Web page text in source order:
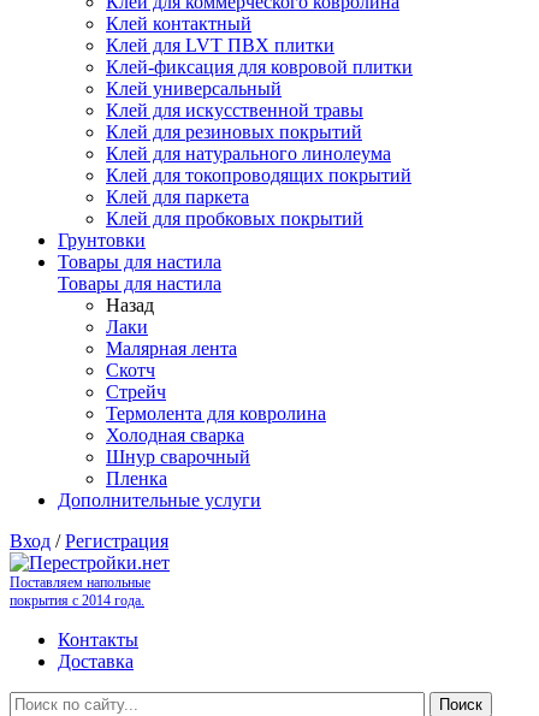
Клей контактный
Клей для LVT ПВХ плитки
Клей-фиксация для ковровой плитки
Клей универсальный
Клей для искусственной травы
Клей для резиновых покрытий
Клей для натурального линолеума
Клей для токопроводящих покрытий
Клей для паркета
Клей для пробковых покрытий
Грунтовки
Товары для настила
Товары для настила
Назад
Лаки
Малярная лента
Скотч
Стрейч
Термолента для ковролина
Холодная сварка
Шнур сварочный
Пленка
Дополнительные услуги
Вход /Регистрация
Поставляем напольные
покрытия с 2014 года.
Контакты
Доставка